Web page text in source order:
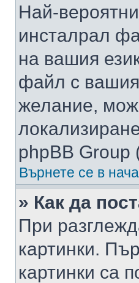
Най-
инсталрал
на вашия
файл с вашия
желание,
phpBB Group
Върнете се в
» Как да
При
картинки.
картинки са